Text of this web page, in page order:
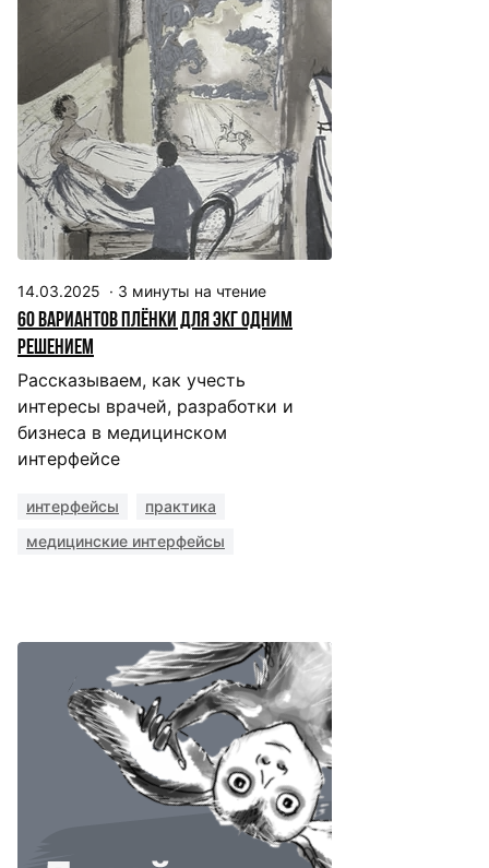
14.03.2025 · 3 минуты на чтение
60 вариантов плëнки для ЭКГ одним
решением
Рассказываем, как учесть
интересы врачей, разработки и
бизнеса в медицинском
интерфейсе
интерфейсы
практика
медицинские интерфейсы